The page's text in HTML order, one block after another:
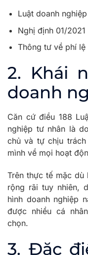
Luật doanh
Nghị định 01/
Thông tư về phí
2. Khái
doanh
Căn cứ điều 188
nghiệp tư nhân là
chủ và tự chịu
mình về mọi hoạt
Trên thực tế mặc
rộng rãi tuy nhiên,
hình doanh nghiệp
được nhiều cá
chọn.
3. Đặc